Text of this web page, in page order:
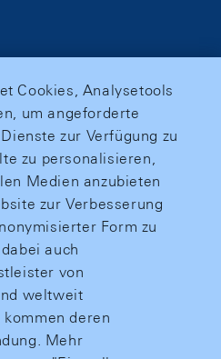
Cookies, Analysetools
um angeforderte
zur Verfügung zu
zu personalisieren,
Medien anzubieten
zur Verbesserung
Form zu
auch
von
weltweit
deren
Mehr